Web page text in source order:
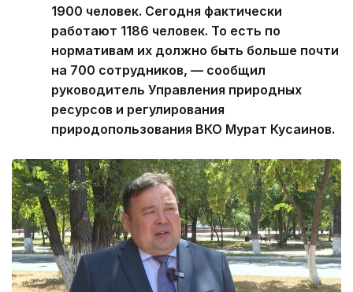
1900 человек. Сегодня фактически
работают 1186 человек. То есть по
нормативам их должно быть больше почти
на 700 сотрудников, — сообщил
руководитель Управления природных
ресурсов и регулирования
природопользования ВКО Мурат Кусаинов.